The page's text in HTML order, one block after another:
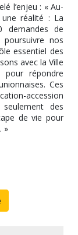
l’enjeu : « Au-
réalité : La
demandes de
nos
essentiel des
avec la Ville
répondre
Ces
accession
des
de vie pour
»